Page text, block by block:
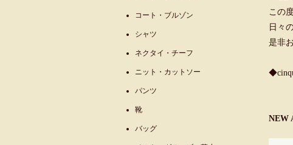
この
日々
是非
NEW
コート・ブルゾン
シャツ
ネクタイ・チーフ
ニット・カットソー
パンツ
靴
バッグ